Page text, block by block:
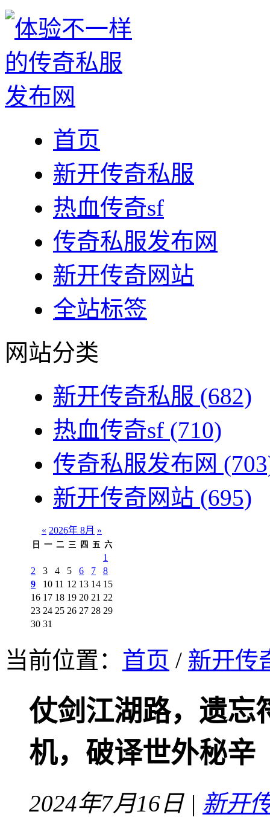
首页
新开传奇私服
热血传奇sf
传奇私服发布网
新开传奇网站
全站标签
网站分类
新开传奇私服 (682)
热血传奇sf (710)
传奇私服发布网
新开传奇网站 (695)
« 2026年 8月 »
日 一 二 三 四 五 六
1
2
3 4 5 6 7
8
9
10 11 12 13 14 15
16 17 18 19 20 21 22
23 24 25 26 27 28 29
30 31
当前位置： 首页 / 新开传
仗剑江湖路，遗忘
机，破译世外秘辛
2024年7月16日 | 新开